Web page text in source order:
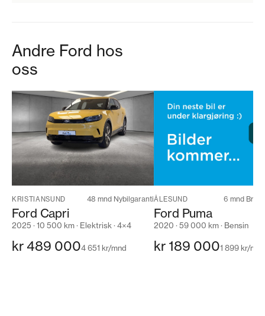
Andre Ford hos
oss
KRISTIANSUND 48 mnd Nybilgaranti
Ford Capri
2025 · 10 500 km · Elektrisk · 4×4
kr 489 0004 651 kr/mnd
ÅLESUND 6 mnd
Ford Puma
2020 · 59 000 km · Bensin
kr 189 0001 899 kr/mnd